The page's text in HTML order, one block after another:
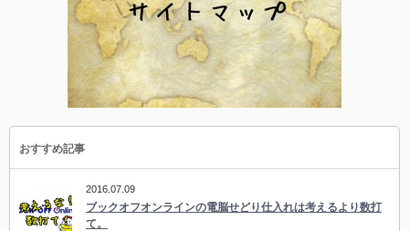
おすすめ記事
2016.07.09
ブックオフオンラインの電脳せどり仕入れは考えるより数打
て。